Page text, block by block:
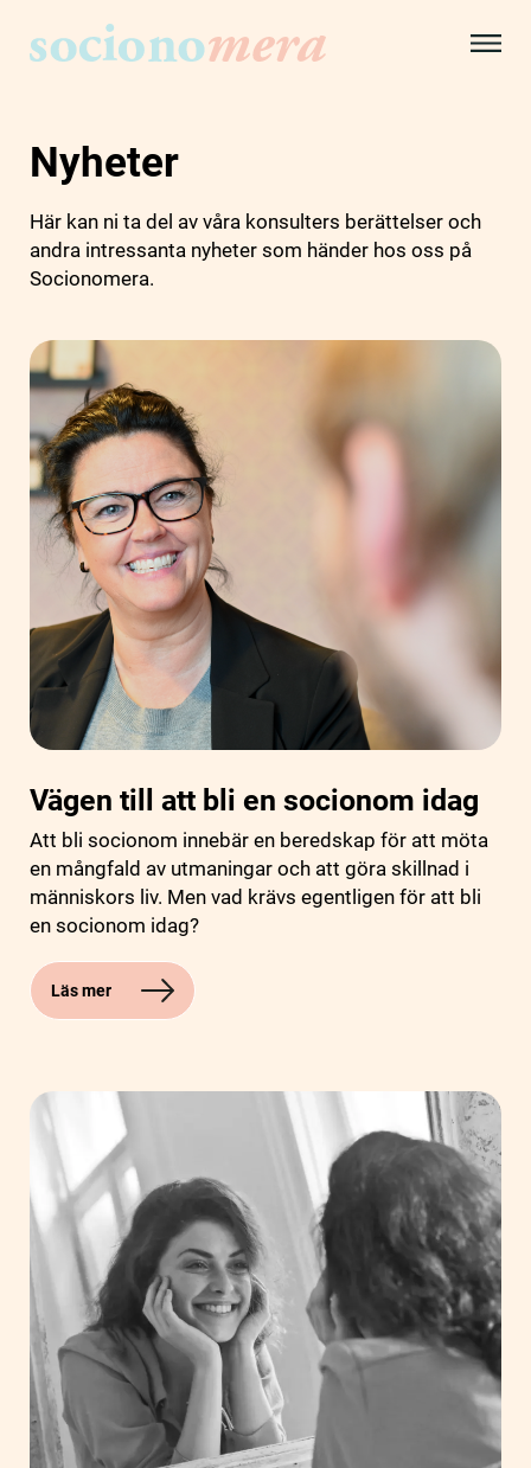
Nyheter
Här kan ni ta del av våra konsulters berättelser och
andra intressanta nyheter som händer hos oss på
Socionomera.
Vägen till att bli en socionom idag
Att bli socionom innebär en beredskap för att möta
en mångfald av utmaningar och att göra skillnad i
människors liv. Men vad krävs egentligen för att bli
en socionom idag?
Läs mer